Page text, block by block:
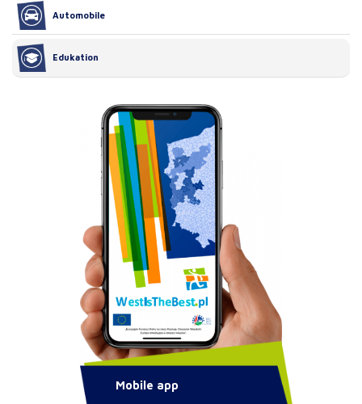
Automobile
Edukation
Mobile app